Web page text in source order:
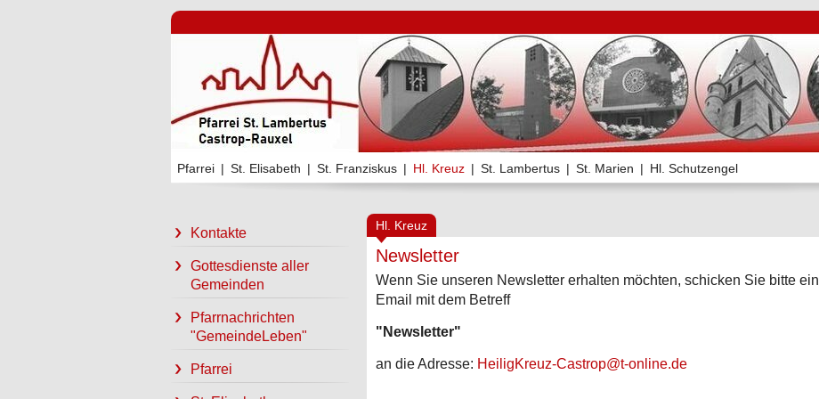
Pfarrei | St. Elisabeth | St. Franziskus | Hl. Kreuz | St. Lambertus | St. Marien | Hl. Schutzengel
Kontakte
Gottesdienste aller
Gemeinden
Pfarrnachrichten
"GemeindeLeben"
Pfarrei
Hl. Kreuz
Newsletter
Wenn Sie unseren Newsletter erhalten möchten, schicken Sie bitte ein
Email mit dem Betreff
"Newsletter"
an die Adresse: HeiligKreuz-Castrop@t-online.de